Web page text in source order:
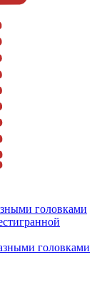
головками
головками